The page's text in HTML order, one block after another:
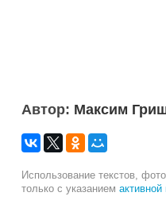
Автор: Максим
Использование текстов,
только с указанием активной